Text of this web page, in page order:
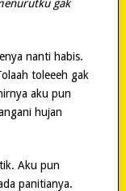
gak
nanti habis.
toleeeh gak
aku pun
hujan
Aku pun
panitianya.